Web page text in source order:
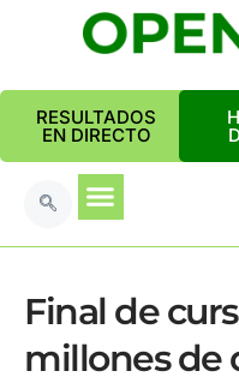
RESULTADOS
EN DIRECTO
Final de
millones de